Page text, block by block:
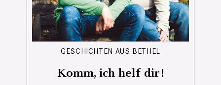
GESCHICHTEN AUS BETHEL
Komm, ich helf dir!